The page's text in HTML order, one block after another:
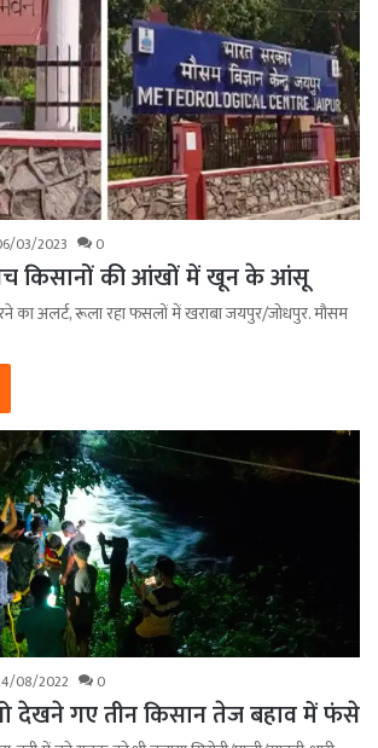
03/2023 0
किसानों की आंखों में खून के आंसू
का अलर्ट, रूला रहा फसलों में खराबा जयपुर/जोधपुर. मौसम
08/2022 0
देखने गए तीन किसान तेज बहाव में फंसे